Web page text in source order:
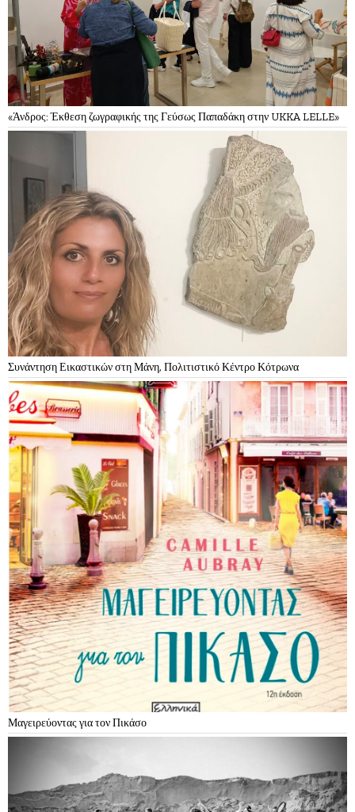
«Άνδρος: Έκθεση ζωγραφικής της Γεύσως Παπαδάκη στην UKKA LELLE»
Συνάντηση Εικαστικών στη Μάνη, Πολιτιστικό Κέντρο Κότρωνα
Μαγειρεύοντας για τον Πικάσο